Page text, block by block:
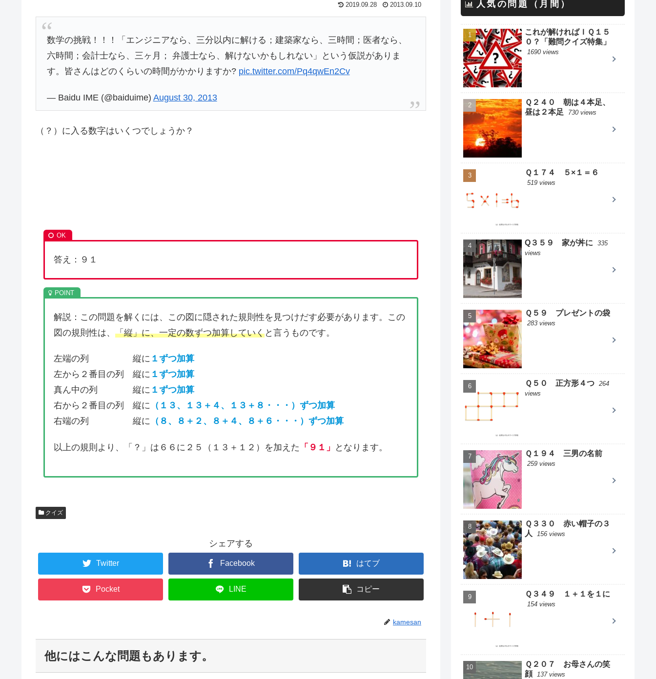
2019.09.28 2013.09.10
数学の挑戦！！！「エンジニアなら、三分以内に解ける；建築家なら、三時間；医者なら、
六時間；会計士なら、三ヶ月； 弁護士なら、解けないかもしれない」という仮説がありま
す。皆さんはどのくらいの時間がかかりますか? pic.twitter.com/Pq4qwEn2Cv
— Baidu IME (@baiduime) August 30, 2013
（？）に入る数字はいくつでしょうか？
答え：９１
解説：この問題を解くには、この図に隠された規則性を見つけだす必要があります。この
図の規則性は、 「縦」に、一定の数ずつ加算していくと言うものです。
左端の列 縦に １ずつ加算
左から２番目の列 縦に １ずつ加算
真ん中の列 縦に １ずつ加算
右から２番目の列 縦に （１３、１３＋４、１３＋８・・・）ずつ加算
右端の列 縦に （８、８＋２、８＋４、８＋６・・・）ずつ加算
以上の規則より、「？」は６６に２５（１３＋１２）を加えた 「９１」 となります。
クイズ
シェアする
Twitter Facebook はてブ
Pocket LINE コピー
kamesan
他にはこんな問題もあります。
人気の問題（月間）
これが解ければＩＱ１５
０？「難問クイズ特集」
1690 views
Ｑ２４０ 朝は４本足、
昼は２本足
730 views
Ｑ１７４ ５×１＝６
519 views
Q３５９ 家が丼に
335
views
Ｑ５９ プレゼントの袋
283 views
Ｑ５０ 正方形４つ 264
views
Ｑ１９４ 三男の名前
259 views
Ｑ３３０ 赤い帽子の３
人
156 views
Ｑ３４９ １＋１を１に
154 views
Ｑ２０７ お母さんの笑
顔
137 views